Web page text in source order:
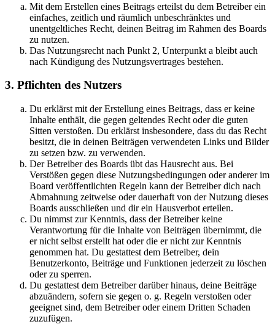
Mit dem Erstellen eines Beitrags erteilst du dem Betreiber ein
einfaches, zeitlich und räumlich unbeschränktes und
unentgeltliches Recht, deinen Beitrag im Rahmen des Boards
zu nutzen.
Das Nutzungsrecht nach Punkt 2, Unterpunkt a bleibt auch
nach Kündigung des Nutzungsvertrages bestehen.
3. Pflichten des Nutzers
Du erklärst mit der Erstellung eines Beitrags, dass er keine
Inhalte enthält, die gegen geltendes Recht oder die guten
Sitten verstoßen. Du erklärst insbesondere, dass du das Recht
besitzt, die in deinen Beiträgen verwendeten Links und Bilder
zu setzen bzw. zu verwenden.
Der Betreiber des Boards übt das Hausrecht aus. Bei
Verstößen gegen diese Nutzungsbedingungen oder anderer im
Board veröffentlichten Regeln kann der Betreiber dich nach
Abmahnung zeitweise oder dauerhaft von der Nutzung dieses
Boards ausschließen und dir ein Hausverbot erteilen.
Du nimmst zur Kenntnis, dass der Betreiber keine
Verantwortung für die Inhalte von Beiträgen übernimmt, die
er nicht selbst erstellt hat oder die er nicht zur Kenntnis
genommen hat. Du gestattest dem Betreiber, dein
Benutzerkonto, Beiträge und Funktionen jederzeit zu löschen
oder zu sperren.
Du gestattest dem Betreiber darüber hinaus, deine Beiträge
abzuändern, sofern sie gegen o. g. Regeln verstoßen oder
geeignet sind, dem Betreiber oder einem Dritten Schaden
zuzufügen.